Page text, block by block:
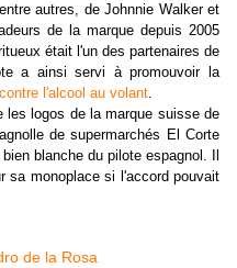
autres, de Johnnie Walker et
de la marque depuis 2005
était l'un des partenaires de
a ainsi servi à promouvoir la
l'alcool au volant.
les logos de la marque suisse de
de supermarchés El Corte
blanche du pilote espagnol. Il
sa monoplace si l'accord pouvait
de la Rosa